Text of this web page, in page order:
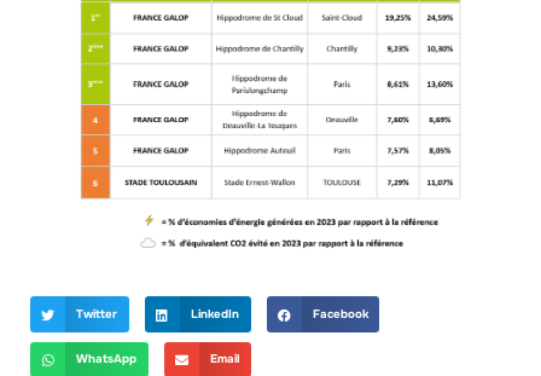
Twitter LinkedIn Facebook
WhatsApp Email